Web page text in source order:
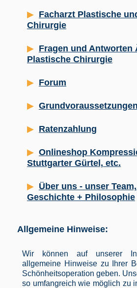
Facharzt Plastische
Chirurgie
Fragen und Antworten
Plastische Chirurgie
Forum
Ratenzahlung
Onlineshop
Stuttgarter Gürtel, etc.
Über uns - unser
Geschichte + Philosophie
Allgemeine Hinweise:
Wir können auf unserer
allgemeine Hinweise zu Ihrer
Schönheitsoperation geben.
so umfangreich wie möglich zu